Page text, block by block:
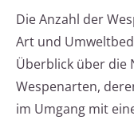
Die Anzahl der
Art und
Überblick über die
Wespenarten,
im Umgang mit